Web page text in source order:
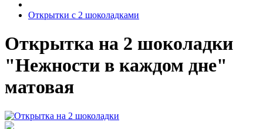
Открытки с 2 шоколадками
Открытка на 2 шоколадки
"Нежности в каждом дне"
матовая